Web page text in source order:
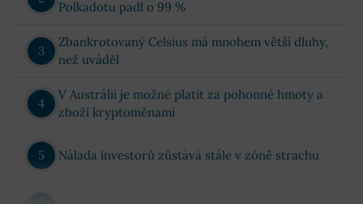
Polkadotu padl o 99 %
Zbankrotovaný Celsius má mnohem větší dluhy,
než uváděl
V Austrálii je možné platit za pohonné hmoty a
zboží kryptoměnami
Nálada investorů zůstává stále v zóně strachu